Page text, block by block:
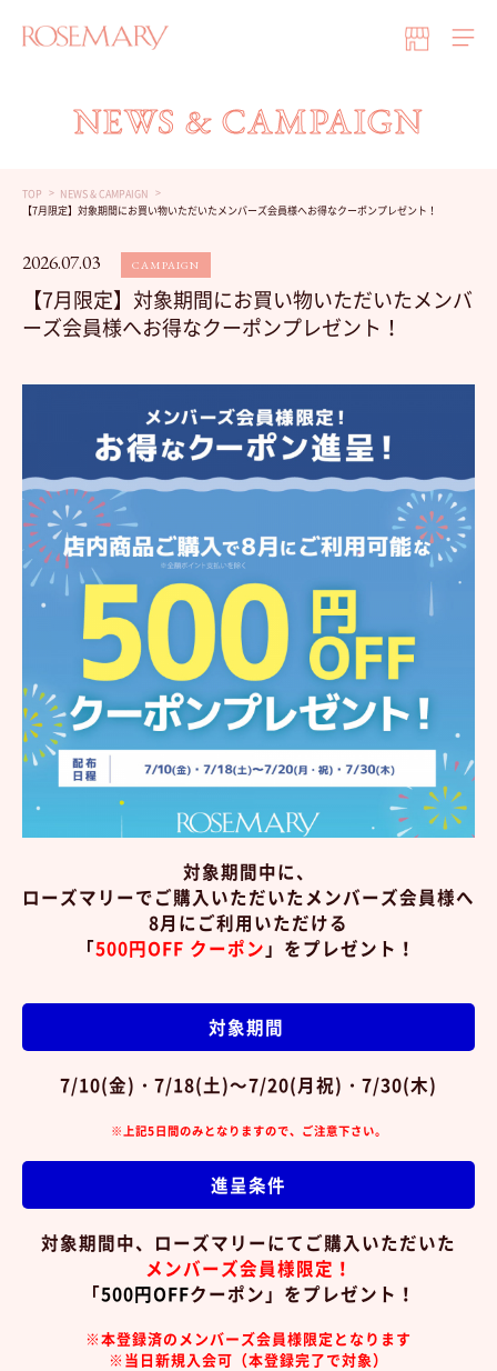
NEWS & CAMPAIGN
TOP
NEWS & CAMPAIGN
【7月限定】対象期間にお買い物いただいたメンバーズ会員様へお得なクーポンプレゼント！
2026.07.03 CAMPAIGN
【7月限定】対象期間にお買い物いただいたメンバ
ーズ会員様へお得なクーポンプレゼント！
対象期間中に、
ローズマリーでご購入いただいたメンバーズ会員様へ
8月にご利用いただける
「500円OFF クーポン 」をプレゼント！
対象期間
7/10(金)・7/18(土)～7/20(月祝)・7/30(木)
※上記5日間のみとなりますので、ご注意下さい。
進呈条件
対象期間中、ローズマリーにてご購入いただいた
メンバーズ会員様限定！
「500円OFFクーポン」をプレゼント！
※本登録済のメンバーズ会員様限定となります
※当日新規入会可（本登録完了で対象）